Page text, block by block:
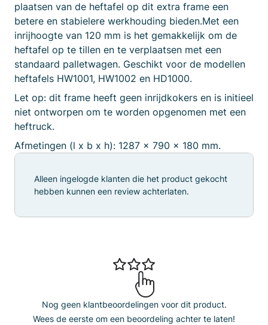
plaatsen van de heftafel op dit extra frame een
betere en stabielere werkhouding bieden.Met een
inrijhoogte van 120 mm is het gemakkelijk om de
heftafel op te tillen en te verplaatsen met een
standaard palletwagen. Geschikt voor de modellen
heftafels HW1001, HW1002 en HD1000.
Let op: dit frame heeft geen inrijdkokers en is initieel
niet ontworpen om te worden opgenomen met een
heftruck.
Afmetingen (l x b x h): 1287 x 790 x 180 mm.
Nog geen klantbeoordelingen voor dit product.
Wees de eerste om een beoordeling achter te laten!
Alleen ingelogde klanten die het product gekocht
hebben kunnen een review achterlaten.